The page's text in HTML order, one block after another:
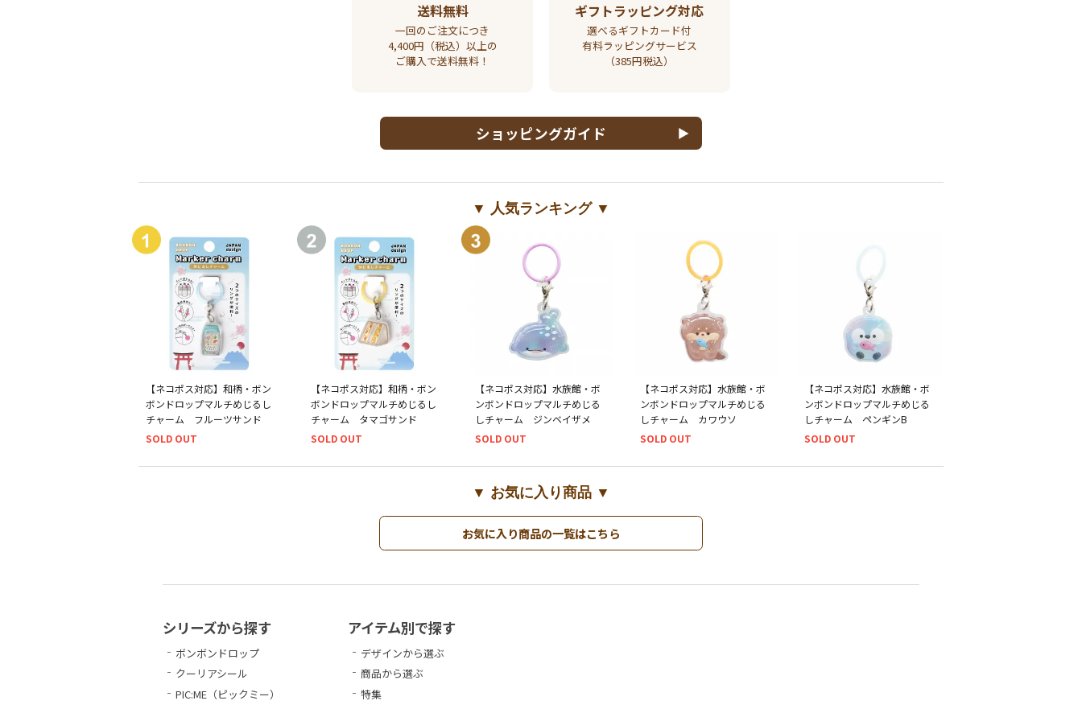
送料無料
一回のご注文につき
4,400円（税込）以上の
ご購入で送料無料！
ギフトラッピング対応
選べるギフトカード付
有料ラッピングサービス
（385円税込）
ショッピングガイド
▼ 人気ランキング ▼
【ネコポス対応】和柄・ボン
ボンドロップマルチめじるし
チャーム フルーツサンド
SOLD OUT
【ネコポス対応】和柄・ボン
ボンドロップマルチめじるし
チャーム タマゴサンド
SOLD OUT
【ネコポス対応】水族館・ボ
ンボンドロップマルチめじる
しチャーム ジンベイザメ
SOLD OUT
【ネコポス対応】水族館・ボ
ンボンドロップマルチめじる
しチャーム カワウソ
SOLD OUT
【ネコポス対応】水族館・ボ
ンボンドロップマルチめじる
しチャーム ペンギンB
SOLD OUT
▼ お気に入り商品 ▼
お気に入り商品の一覧はこちら
シリーズから探す
ボンボンドロップ
クーリアシール
PIC:ME（ピックミー）
アイテム別で探す
デザインから選ぶ
商品から選ぶ
特集